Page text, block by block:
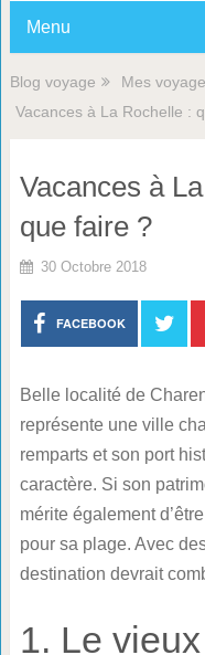
Menu
Blog voyage Mes
Vacances à La Rochelle :
Vacances à
que faire ?
30 Octobre 2018
FACEBOOK
Belle localité de
représente une ville
remparts et son port
caractère. Si son
mérite également
pour sa plage. Avec
destination devrait
1. Le